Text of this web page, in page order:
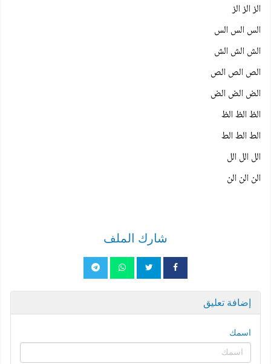
الز الز الز
الس الس الس
الش الش الش
الص الص الص
الض الض الض
الظ الظ الظ
الط الط الط
الل الل الل
الن الن الن
شارك الملف
إضافة تعليق
اسمك